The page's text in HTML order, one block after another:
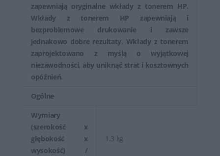
zapewniają oryginalne wkłady z tonerem HP.
Wkłady z tonerem HP zapewniają i
bezproblemowe drukowanie i zawsze
jednakowo dobre rezultaty. Wkłady z tonerem
zaprojektowano z myślą o wyjątkowej
niezawodności, aby uniknąć strat i kosztownych
opóźnień.
Ogólne
Wymiary
(szerokość x
głębokość x
wysokość) /
1.3 kg